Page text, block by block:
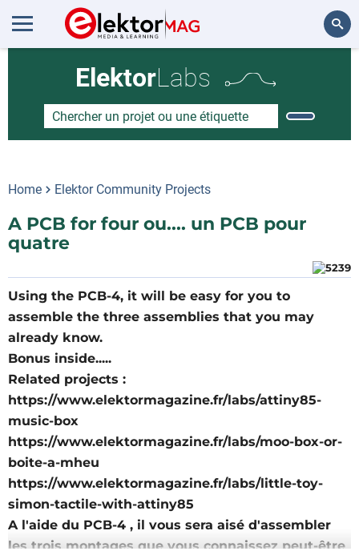
ElektorLabs
Home Elektor Community Projects
A PCB for four ou.... un PCB pour
quatre
Using the PCB-4, it will be easy for you to
assemble the three assemblies that you may
already know.
Bonus inside.....
Related projects :
https://www.elektormagazine.fr/labs/attiny85-
music-box
https://www.elektormagazine.fr/labs/moo-box-or-
boite-a-mheu
https://www.elektormagazine.fr/labs/little-toy-
simon-tactile-with-attiny85
A l'aide du PCB-4 , il vous sera aisé d'assembler
les trois montages que vous connaissez peut-être